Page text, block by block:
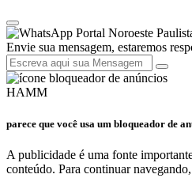
Portal Noroeste
Envie sua mensagem, estaremos
HAMM
parece que você usa um bloqueador de
A publicidade é uma fonte
conteúdo. Para continuar